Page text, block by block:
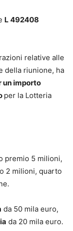
L 492408
relative alle
della riunione, ha
un importo
per la Lotteria
premio 5 milioni,
2 milioni, quarto
da 50 mila euro,
da 20 mila euro.